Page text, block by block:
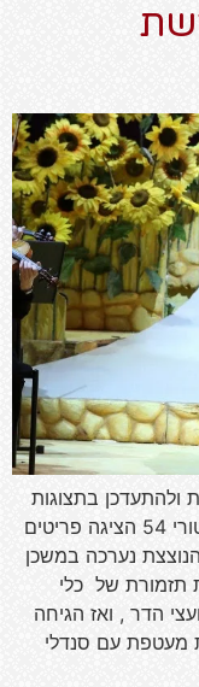
ולהתעדכן בתצוגות
האופנה על הטרנדים החדשים. רשת פקטורי 54 הציגה פריטים
נערכה במשכן
תזמורת של כלי
הדר , ואז הגיחה
מעטפת עם סנדלי